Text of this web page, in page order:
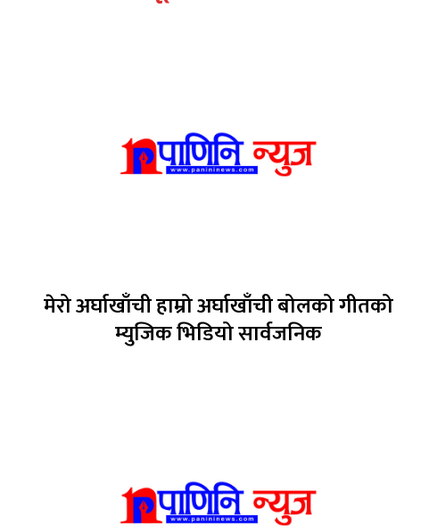
मेरो अर्घाखाँची हाम्रो अर्घाखाँची बोलको गीतको
म्युजिक भिडियो सार्वजनिक